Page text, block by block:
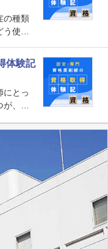
の種類
う使っ
の施設
り、今
割が
体験記
にとっ
、
る医療
るこ
りま